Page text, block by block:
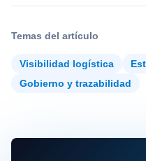
Temas del artículo
Visibilidad logística
Gobierno y trazabilidad